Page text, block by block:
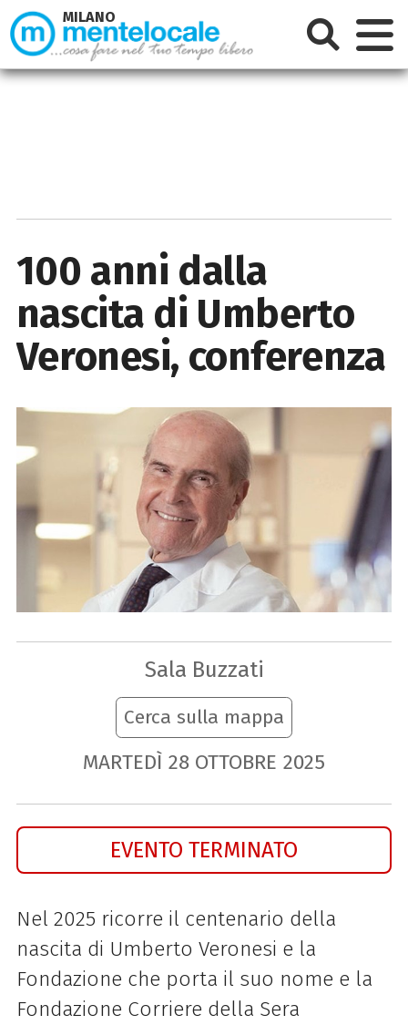
100 anni dalla
nascita di Umberto
Veronesi, conferenza
Sala Buzzati
Cerca sulla mappa
MARTEDÌ 28 OTTOBRE 2025
EVENTO TERMINATO
Nel 2025 ricorre il centenario della
nascita di Umberto Veronesi e la
Fondazione che porta il suo nome e la
Fondazione Corriere della Sera
MILANO